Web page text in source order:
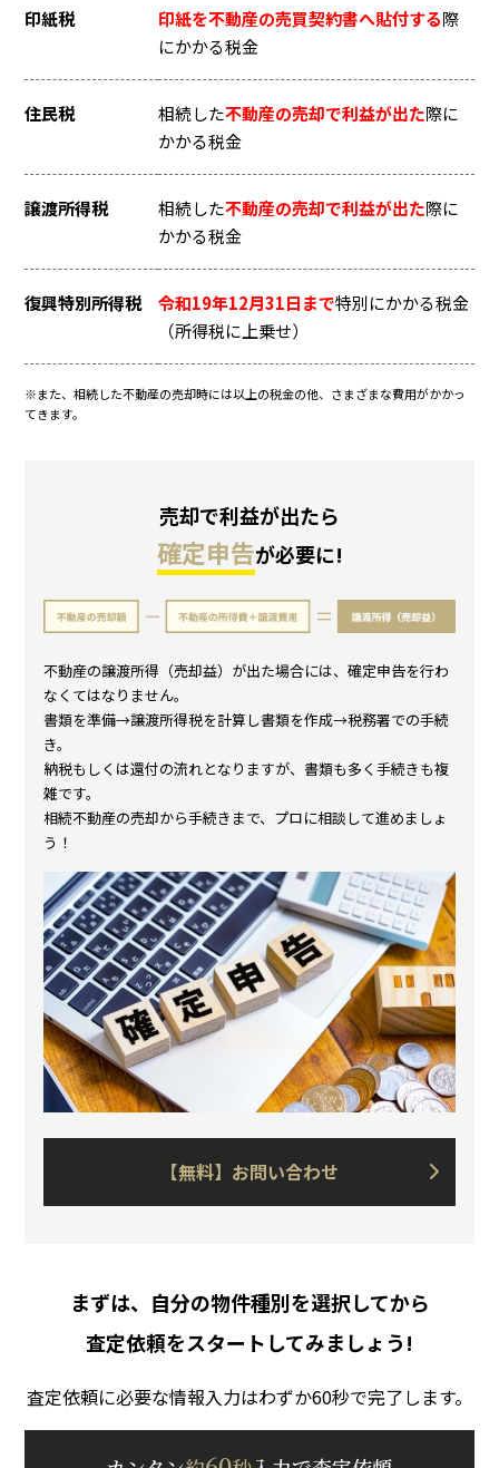
印紙税 印紙を不動産の売買契約書へ貼付する際
にかかる税金
住民税 相続した不動産の売却で利益が出た際に
かかる税金
譲渡所得税 相続した不動産の売却で利益が出た際に
かかる税金
復興特別所得税 令和19年12月31日まで特別にかかる税金
（所得税に上乗せ）
※また、相続した不動産の売却時には以上の税金の他、さまざまな費用がかかっ
てきます。
売却で利益が出たら
確定申告が必要に!
不動産の譲渡所得（売却益）が出た場合には、確定申告を行わ
なくてはなりません。
書類を準備→譲渡所得税を計算し書類を作成→税務署での手続
き。
納税もしくは還付の流れとなりますが、書類も多く手続きも複
雑です。
相続不動産の売却から手続きまで、プロに相談して進めましょ
う！
【無料】お問い合わせ
まずは、自分の物件種別を選択してから
査定依頼をスタートしてみましょう!
査定依頼に必要な情報入力はわずか60秒で完了します。